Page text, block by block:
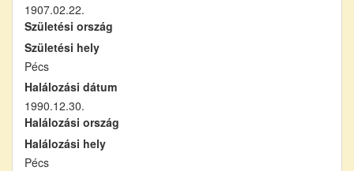
1907.02.22.
Születési ország
Születési hely
Pécs
Halálozási dátum
1990.12.30.
Halálozási ország
Halálozási hely
Pécs